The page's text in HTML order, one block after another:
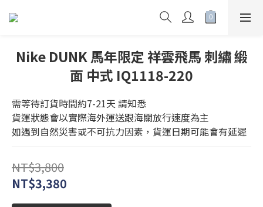
Nike DUNK 馬年限定 祥雲飛馬 刺繡 緞
面 中式 IQ1118-220
需等待訂貨時間約7-21天 請知悉
貨運狀態會以實際海外運送跟海關放行速度為主
如遇到自然災害或不可抗力因素，貨運日期可能會有延遲
NT$3,800
NT$3,380